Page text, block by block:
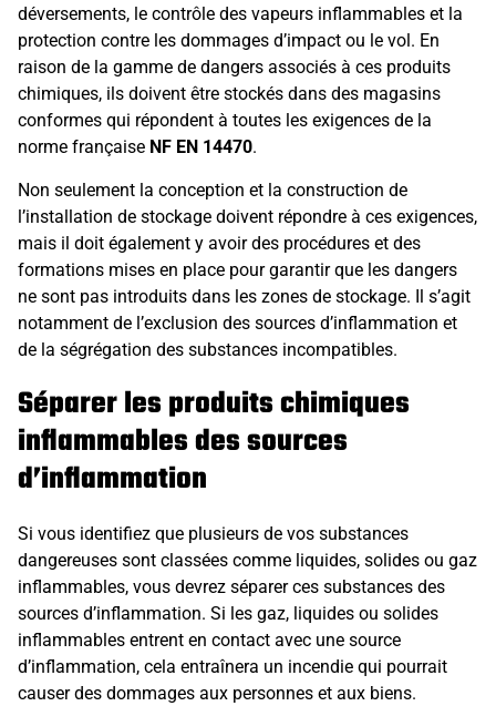
déversements, le contrôle des vapeurs inflammables et la
protection contre les dommages d’impact ou le vol. En
raison de la gamme de dangers associés à ces produits
chimiques, ils doivent être stockés dans des magasins
conformes qui répondent à toutes les exigences de la
norme française NF EN 14470.
Non seulement la conception et la construction de
l’installation de stockage doivent répondre à ces exigences,
mais il doit également y avoir des procédures et des
formations mises en place pour garantir que les dangers
ne sont pas introduits dans les zones de stockage. Il s’agit
notamment de l’exclusion des sources d’inflammation et
de la ségrégation des substances incompatibles.
Séparer les produits chimiques
inflammables des sources
d’inflammation
Si vous identifiez que plusieurs de vos substances
dangereuses sont classées comme liquides, solides ou gaz
inflammables, vous devrez séparer ces substances des
sources d’inflammation. Si les gaz, liquides ou solides
inflammables entrent en contact avec une source
d’inflammation, cela entraînera un incendie qui pourrait
causer des dommages aux personnes et aux biens.